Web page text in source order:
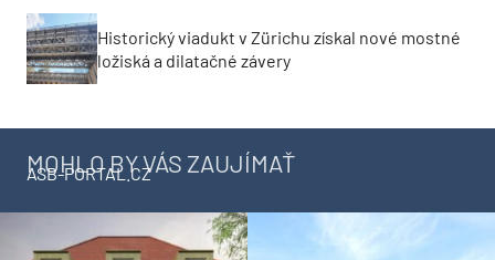
Historický viadukt v Zürichu získal nové mostné
ložiská a dilatačné závery
MOHLO BY VÁS ZAUJÍMAŤ
ASB-PORTAL.CZ